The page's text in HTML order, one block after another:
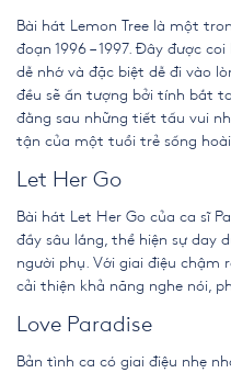
Bài hát Lemon Tree là một
đoạn 1996 – 1997. Đây được
dễ nhớ và đặc biệt dễ đi vào
đều sẽ ấn tượng bởi tính bắt
đằng sau những tiết tấu vui
tận của một tuổi trẻ sống hoài
Let Her Go
Bài hát Let Her Go của ca sĩ
đầy sâu lắng, thể hiện sự day
người phụ. Với giai điệu chậm
cải thiện khả năng nghe nói,
Love Paradise
Bản tình ca có giai điệu nhẹ